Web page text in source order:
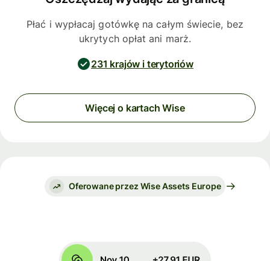
Płać i wypłacaj gotówkę na całym świecie, bez
ukrytych opłat ani marż.
231 krajów i terytoriów
Więcej o kartach Wise
Oferowane przez Wise Assets Europe